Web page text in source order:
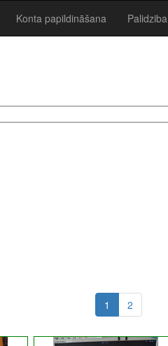
Konta papildināšana Palidziba
1 2